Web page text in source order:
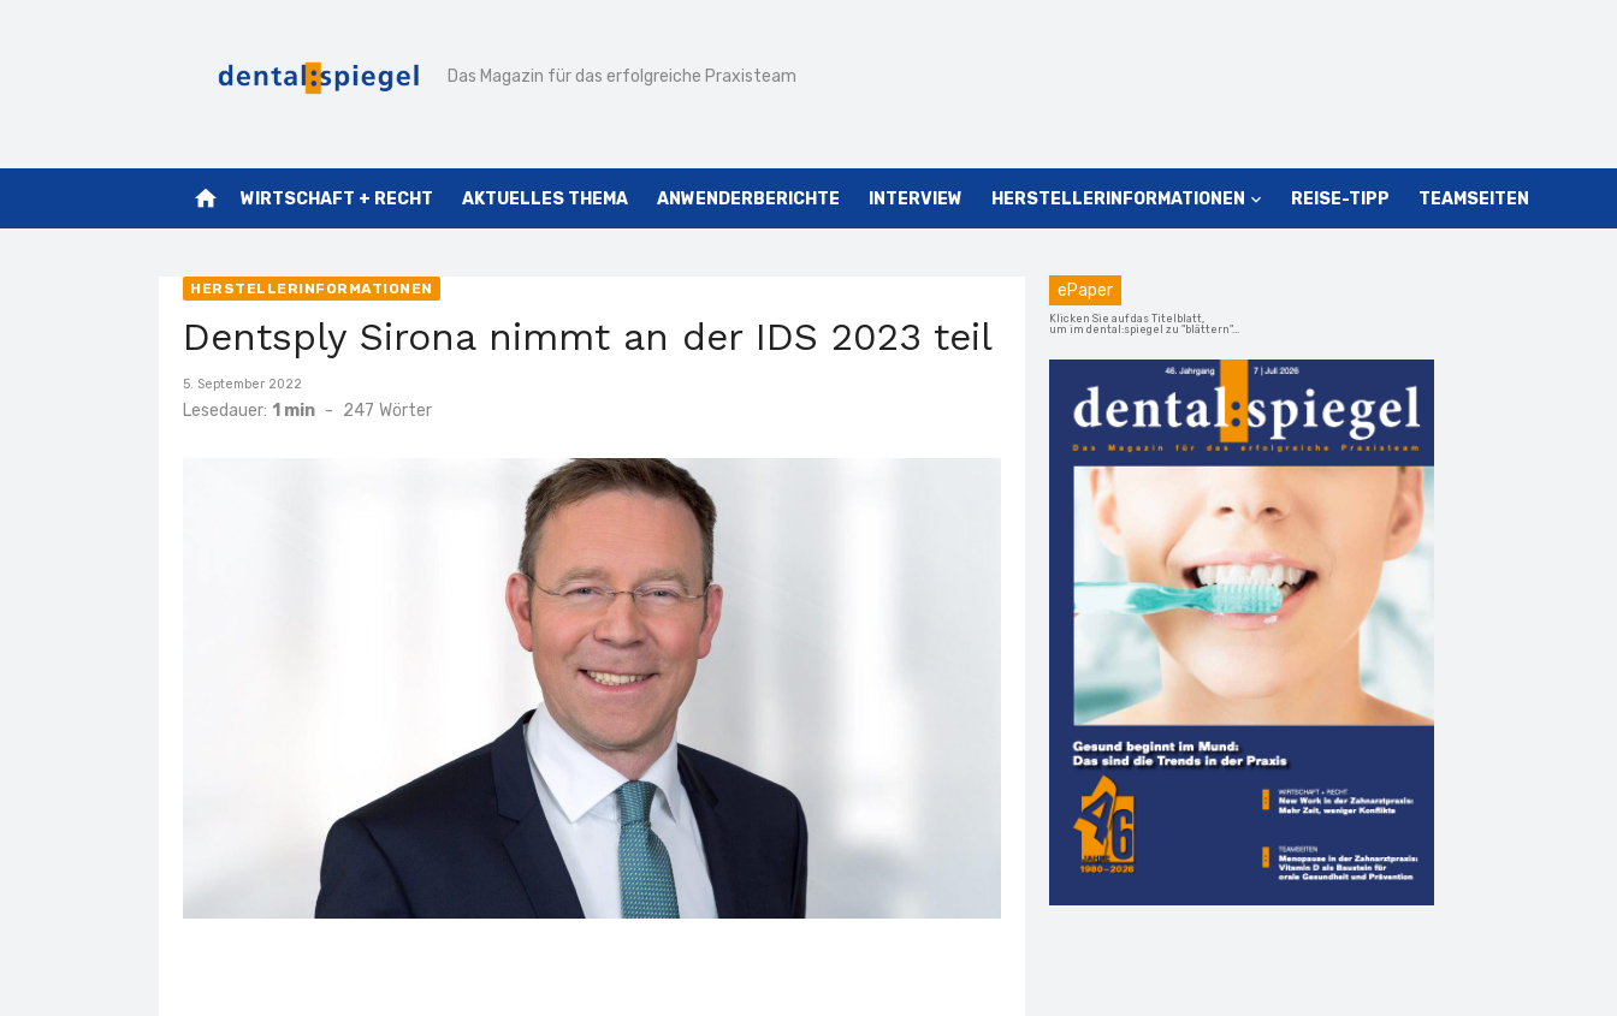
Das Magazin für das erfolgreiche Praxisteam
home WIRTSCHAFT + RECHT AKTUELLES THEMA ANWENDERBERICHTE INTERVIEW HERSTELLERINFORMATIONEN REISE-TIPP TEAMSEITEN
HERSTELLERINFORMATIONEN
Dentsply Sirona nimmt an der IDS 2023 teil
Veröffentlicht
am
5. September 2022
Lesedauer: 1 min - 247 Wörter
ePaper
Klicken Sie auf das Titelblatt,
um im dental:spiegel zu "blättern"...